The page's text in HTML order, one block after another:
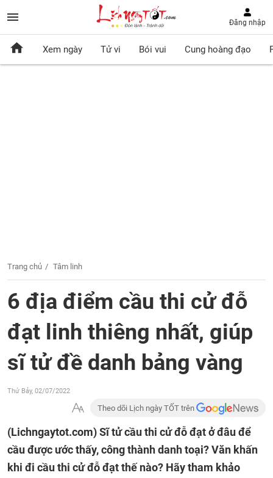
Đăng nhập
Xem ngày Tử vi Bói vui Cung hoàng đạo
Trang chủ Tâm linh
6 địa điểm cầu thi cử đỗ
đạt linh thiêng nhất, giúp
sĩ tử đề danh bảng vàng
Thứ Bảy, 02/07/2022
Theo dõi Lịch ngày TỐT trên
(Lichngaytot.com)Sĩ tử cầu thi cử đỗ đạt ở đâu để
cầu được ước thấy, công thành danh toại? Văn khấn
khi đi cầu thi cử đỗ đạt thế nào? Hãy tham khảo